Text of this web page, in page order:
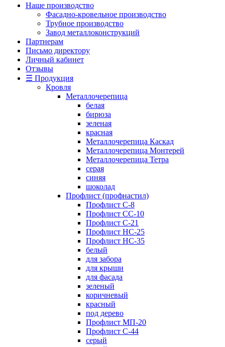
Наше производство
Фасадно-кровельное производство
Трубное производство
Завод металлоконструкций
Партнерам
Письмо директору
Личный кабинет
Отзывы
☰ Продукция
Кровля
Металлочерепица
белая
бирюза
зеленая
красная
Металлочерепица Каскад
Металлочерепица Монтерей
Металлочерепица Тетра
серая
синяя
шоколад
Профлист (профнастил)
Профлист С-8
Профлист СС-10
Профлист C-21
Профлист НС-25
Профлист НС-35
белый
для забора
для крыши
для фасада
зеленый
коричневый
красный
под дерево
Профлист МП-20
Профлист С-44
серый